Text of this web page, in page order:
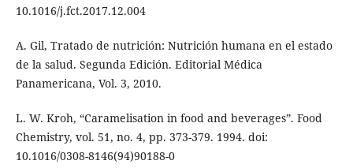
10.1016/j.fct.2017.12.004
A. Gil, Tratado de nutrición: Nutrición humana en el estado
de la salud. Segunda Edición. Editorial Médica
Panamericana, Vol. 3, 2010.
L. W. Kroh, “Caramelisation in food and beverages”. Food
Chemistry, vol. 51, no. 4, pp. 373-379. 1994. doi:
10.1016/0308-8146(94)90188-0